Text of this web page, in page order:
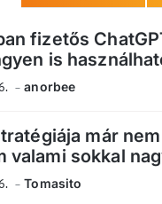
fizetős
is
anorbee
már
valami sokkal
Tomasito